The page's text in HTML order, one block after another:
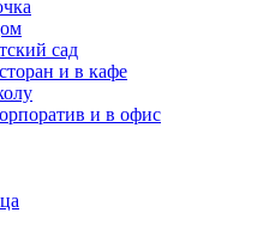
сад
и в кафе
и в офис